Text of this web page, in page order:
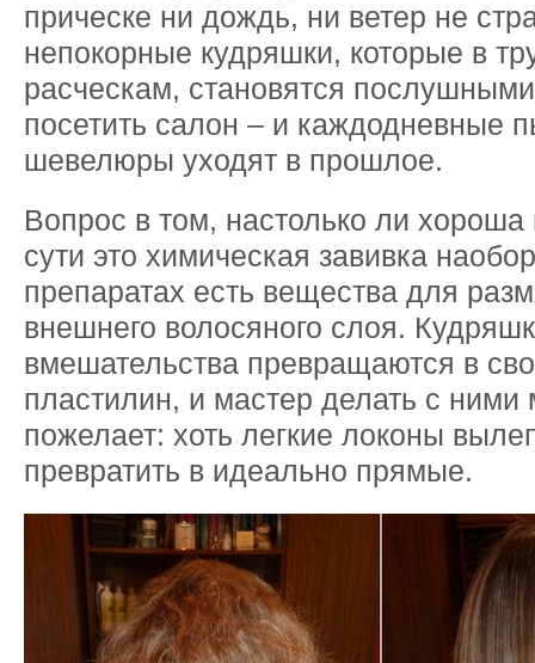
прическе ни дождь, ни ветер не
непокорные кудряшки, которые в
расческам, становятся
посетить салон – и каждодневные
шевелюры уходят в прошлое.
Вопрос в том, настолько ли
сути это химическая завивка
препаратах есть вещества для
внешнего волосяного слоя.
вмешательства превращаются в
пластилин, и мастер делать с ними
пожелает: хоть легкие локоны
превратить в идеально прямые.